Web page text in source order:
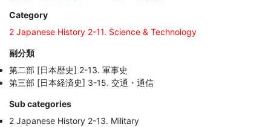
Category
2 Japanese History 2-11. Science & Technology
副分類
第二部 [日本歴史] 2-13. 軍事史
第三部 [日本経済史] 3-15. 交通・通信
Sub categories
2 Japanese History 2-13. Military